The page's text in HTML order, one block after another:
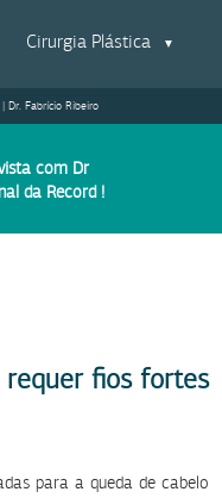
Cirurgia Plástica ▼
Dr. Fabrício Ribeiro
com Dr
da Record !
requer fios fortes
para a queda de cabelo